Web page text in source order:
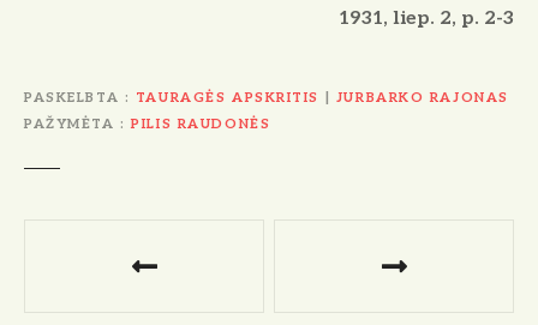
1931, liep. 2, p. 2-3
PASKELBTA TAURAGĖS APSKRITIS
JURBARKO RAJONAS
PAŽYMĖTA
PILIS RAUDONĖS